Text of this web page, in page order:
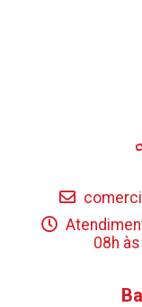
08h